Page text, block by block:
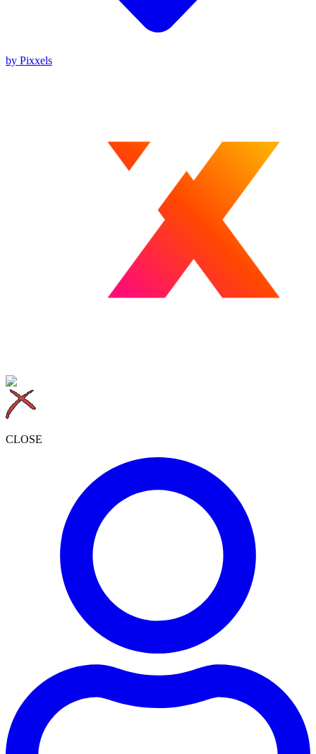
by Pixxels
CLOSE